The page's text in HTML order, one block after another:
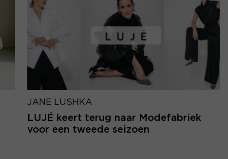
JANE LUSHKA
LUJÉ keert terug naar Modefabriek
voor een tweede seizoen